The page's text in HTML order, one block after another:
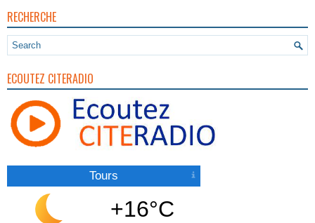
RECHERCHE
ECOUTEZ CITERADIO
Tours
+16°C